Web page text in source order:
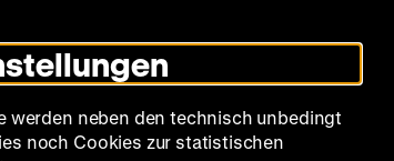
Modus
umschalten
Sprache
Filmreihen Über uns
werden neben den technisch unbedingt
noch Cookies zur statistischen